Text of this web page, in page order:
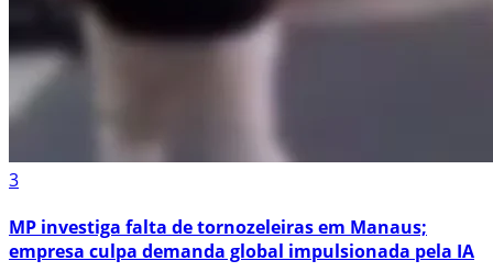
3
MP investiga falta de tornozeleiras em Manaus;
empresa culpa demanda global impulsionada pela IA